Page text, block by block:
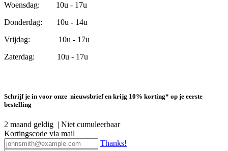
Woensdag: 10u - 17u
Donderdag: 10u - 14u
Vrijdag: 10u - 17u
Zaterdag: 10u - 17u
Schrijf je in voor onze nieuwsbrief en krijg 10% korting* op je eerste
bestelling
2 maand geldig | Niet cumuleerbaar
Kortingscode via mail
Thanks!